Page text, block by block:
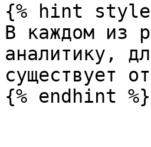
{% hint
В каждом из
аналитику,
существует